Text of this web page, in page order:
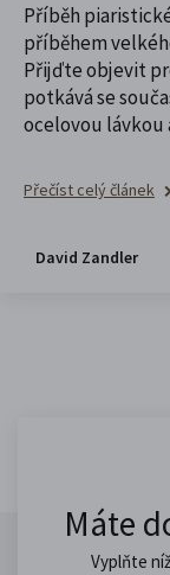
Příběh
příběhem
Přijďte objevit
potkává se
ocelovou lávkou
Přečíst celý článek
David Zandler
Máte
Vyplňte